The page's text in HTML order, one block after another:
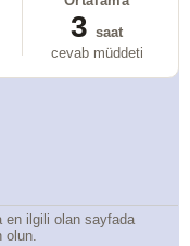
3 saat
cevab müddeti
en ilgili olan sayfada
olun.